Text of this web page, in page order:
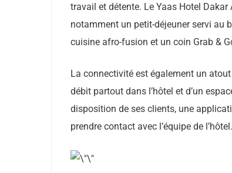
travail et détente. Le Yaas Hotel
notamment un petit-déjeuner servi au
cuisine afro-fusion et un coin Grab &
La connectivité est également un
débit partout dans l’hôtel et d’un
disposition de ses clients, une
prendre contact avec l’équipe de l’hôtel.